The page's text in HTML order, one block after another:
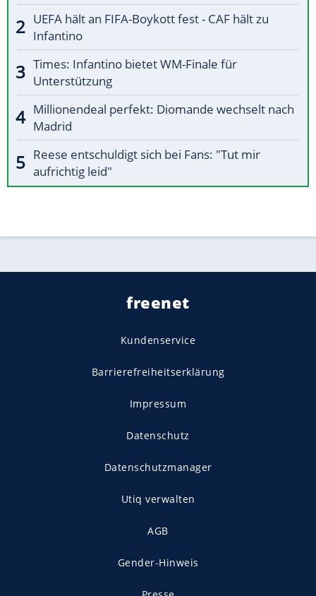
UEFA hält an FIFA-Boykott fest - CAF hält zu
Infantino
Times: Infantino bietet WM-Finale für
Unterstützung
Millionendeal perfekt: Diomande wechselt nach
Madrid
Reese entschuldigt sich bei Fans: "Tut mir
aufrichtig leid"
freenet
Kundenservice
Barrierefreiheitserklärung
Impressum
Datenschutz
Datenschutzmanager
Utiq verwalten
AGB
Gender-Hinweis